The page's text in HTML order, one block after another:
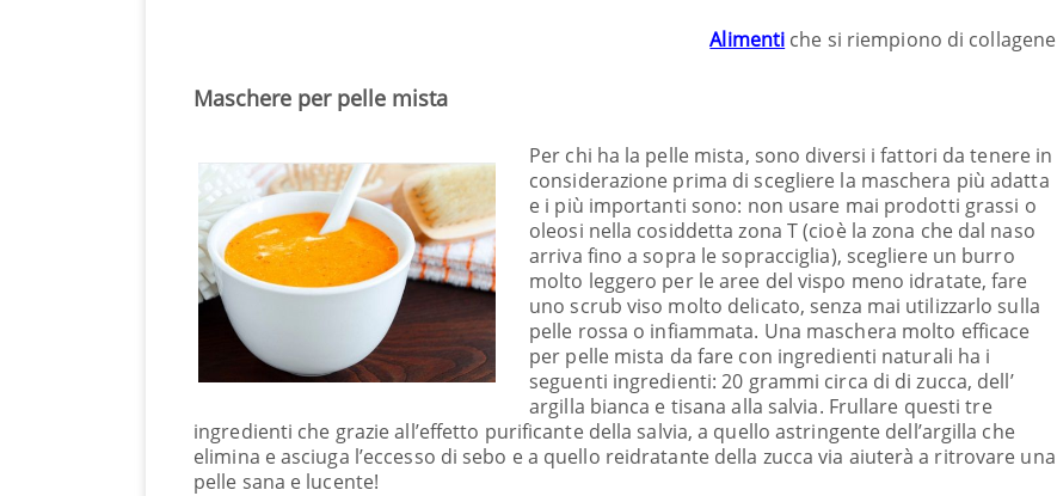
Alimenti che si riempiono di collagene
Maschere per pelle mista
Per chi ha la pelle mista, sono diversi i fattori da tenere in
considerazione prima di scegliere la maschera più adatta
e i più importanti sono: non usare mai prodotti grassi o
oleosi nella cosiddetta zona T (cioè la zona che dal naso
arriva fino a sopra le sopracciglia), scegliere un burro
molto leggero per le aree del vispo meno idratate, fare
uno scrub viso molto delicato, senza mai utilizzarlo sulla
pelle rossa o infiammata. Una maschera molto efficace
per pelle mista da fare con ingredienti naturali ha i
seguenti ingredienti: 20 grammi circa di di zucca, dell’
argilla bianca e tisana alla salvia. Frullare questi tre
ingredienti che grazie all’effetto purificante della salvia, a quello astringente dell’argilla che
elimina e asciuga l’eccesso di sebo e a quello reidratante della zucca via aiuterà a ritrovare una
pelle sana e lucente!